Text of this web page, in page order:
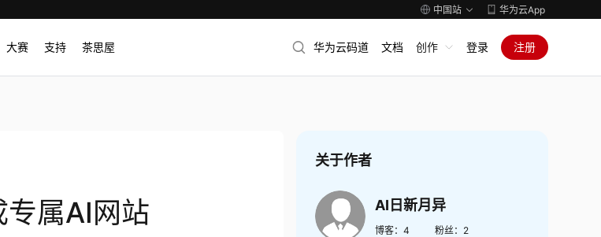
中国站 华为云App
大赛 支持 茶思屋 华为云码道 文档 创作 登录 注册
属AI网站
关于作者
AI日新月异
博客： 4 粉丝： 2